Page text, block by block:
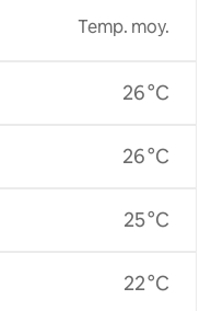
Temp. moy.
26 °C
26 °C
25 °C
22 °C